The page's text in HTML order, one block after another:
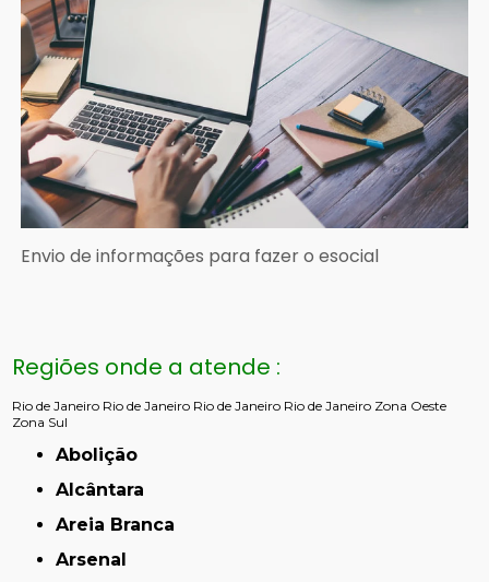
Envio de informações para fazer o esocial
Regiões onde a atende :
Rio de Janeiro Rio de Janeiro Rio de Janeiro Rio de Janeiro Zona Oeste
Zona Sul
Abolição
Alcântara
Areia Branca
Arsenal